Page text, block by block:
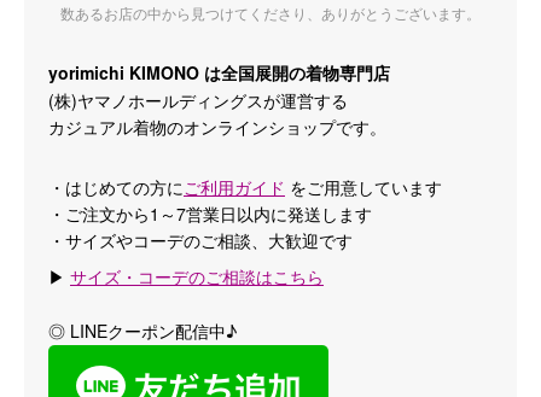
数あるお店の中から見つけてくださり、ありがとうございます。
yorimichi KIMONO は全国展開の着物専門店
(株)ヤマノホールディングスが運営する
カジュアル着物のオンラインショップです。
・はじめての方に ご利用ガイド をご用意しています
・ご注文から1～7営業日以内に発送します
・サイズやコーデのご相談、大歓迎です
▶ サイズ・コーデのご相談はこちら
◎ LINEクーポン配信中♪